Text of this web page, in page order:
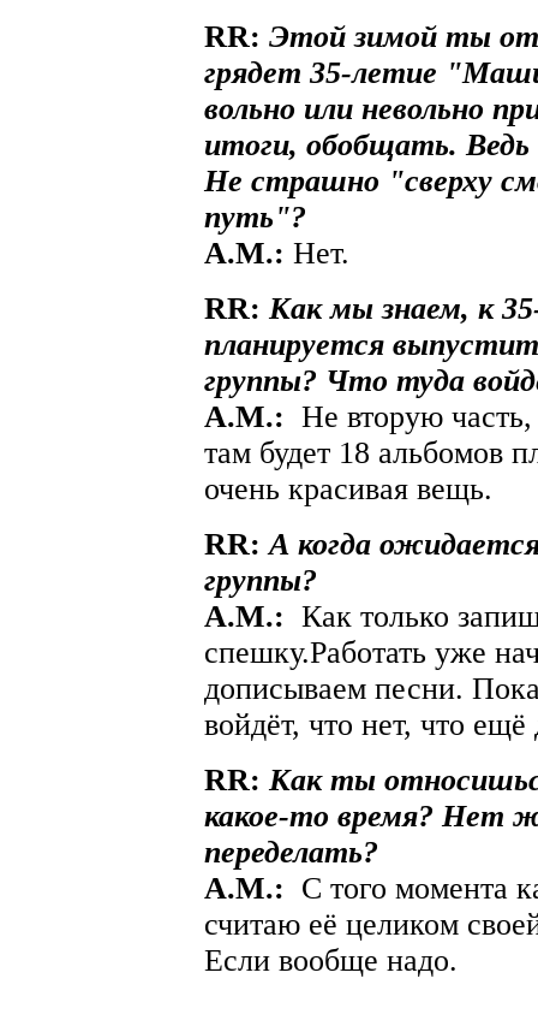
RR: Этой зимой ты
грядет 35-летие
вольно или невольно
итоги, обобщать.
Не страшно "сверху
путь"?
A.М.: Нет.
RR: Как мы знаем, к
планируется
группы? Что туда
A.М.: Не вторую
там будет 18 альбомов
очень красивая вещь.
RR: А когда
группы?
A.М.: Как только
спешку.Работать уже
дописываем песни.
войдёт, что нет, что
RR:Как ты
какое-то время? Нет
переделать?
A.М.: С того момента
считаю её целиком
Если вообще надо.